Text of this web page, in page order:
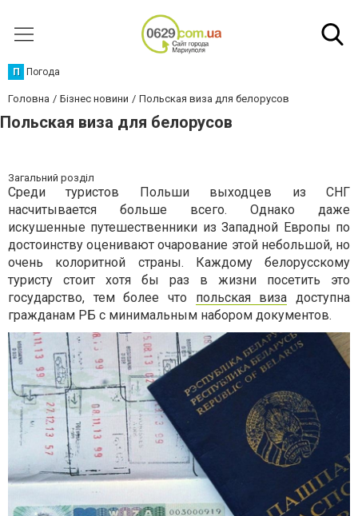
П Погода
Головна Бізнес новини Польская виза для белорусов
Польская виза для белорусов
Загальний розділ
Среди туристов Польши выходцев из СНГ
насчитывается больше всего. Однако даже
искушенные путешественники из Западной Европы по
достоинству оценивают очарование этой небольшой, но
очень колоритной страны. Каждому белорусскому
туристу стоит хотя бы раз в жизни посетить это
государство, тем более что польская виза доступна
гражданам РБ с минимальным набором документов.